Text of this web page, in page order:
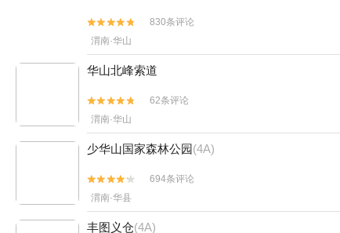


830条评论
渭南·华山
华山北峰索道


62条评论
渭南·华山
少华山国家森林公园(4A)


694条评论
渭南·华县
丰图义仓(4A)